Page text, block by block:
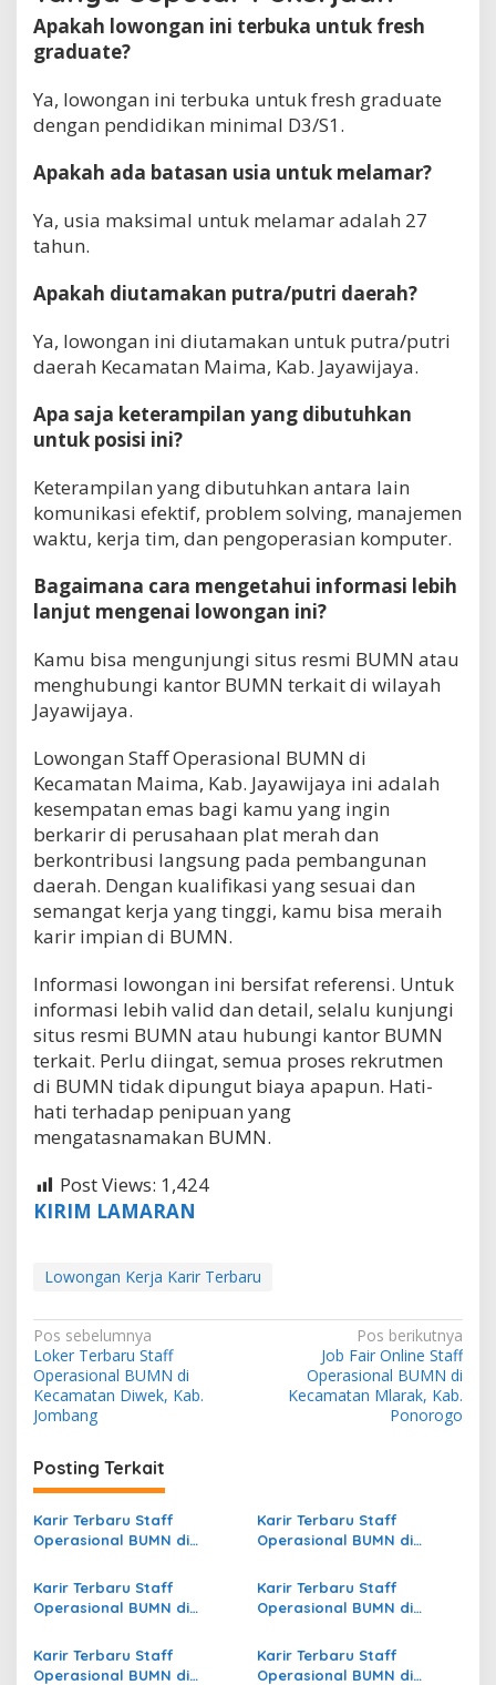
Apakah lowongan ini terbuka untuk fresh
graduate?
Ya, lowongan ini terbuka untuk fresh graduate
dengan pendidikan minimal D3/S1.
Apakah ada batasan usia untuk melamar?
Ya, usia maksimal untuk melamar adalah 27
tahun.
Apakah diutamakan putra/putri daerah?
Ya, lowongan ini diutamakan untuk putra/putri
daerah Kecamatan Maima, Kab. Jayawijaya.
Apa saja keterampilan yang dibutuhkan
untuk posisi ini?
Keterampilan yang dibutuhkan antara lain
komunikasi efektif, problem solving, manajemen
waktu, kerja tim, dan pengoperasian komputer.
Bagaimana cara mengetahui informasi lebih
lanjut mengenai lowongan ini?
Kamu bisa mengunjungi situs resmi BUMN atau
menghubungi kantor BUMN terkait di wilayah
Jayawijaya.
Lowongan Staff Operasional BUMN di
Kecamatan Maima, Kab. Jayawijaya ini adalah
kesempatan emas bagi kamu yang ingin
berkarir di perusahaan plat merah dan
berkontribusi langsung pada pembangunan
daerah. Dengan kualifikasi yang sesuai dan
semangat kerja yang tinggi, kamu bisa meraih
karir impian di BUMN.
Informasi lowongan ini bersifat referensi. Untuk
informasi lebih valid dan detail, selalu kunjungi
situs resmi BUMN atau hubungi kantor BUMN
terkait. Perlu diingat, semua proses rekrutmen
di BUMN tidak dipungut biaya apapun. Hati-
hati terhadap penipuan yang
mengatasnamakan BUMN.
Post Views: 1,424
KIRIM LAMARAN
Lowongan Kerja Karir Terbaru
N
a
v
i
g
a
s
i
p
o
s
Pos sebelumnya
Loker Terbaru Staff
Operasional BUMN di
Kecamatan Diwek, Kab.
Jombang
Pos berikutnya
Job Fair Online Staff
Operasional BUMN di
Kecamatan Mlarak, Kab.
Ponorogo
Posting Terkait
Karir Terbaru Staff
Operasional BUMN di
Rokan Hulu
Karir Terbaru Staff
Operasional BUMN di
Timur, Kota Tomohon
Karir Terbaru Staff
Operasional BUMN di
Kab. Pasaman
Karir Terbaru Staff
Operasional BUMN di
Kota Medan
Karir Terbaru Staff
Operasional BUMN di
Karir Terbaru Staff
Operasional BUMN di